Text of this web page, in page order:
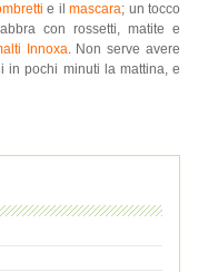
e ilmascara; un tocco
con rossetti, matite e
Innoxa. Non serve avere
in pochi minuti la mattina, e